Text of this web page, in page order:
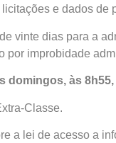
e dados de
vinte dias para a
por improbidade
domingos, às
Classe.
a lei de acesso a